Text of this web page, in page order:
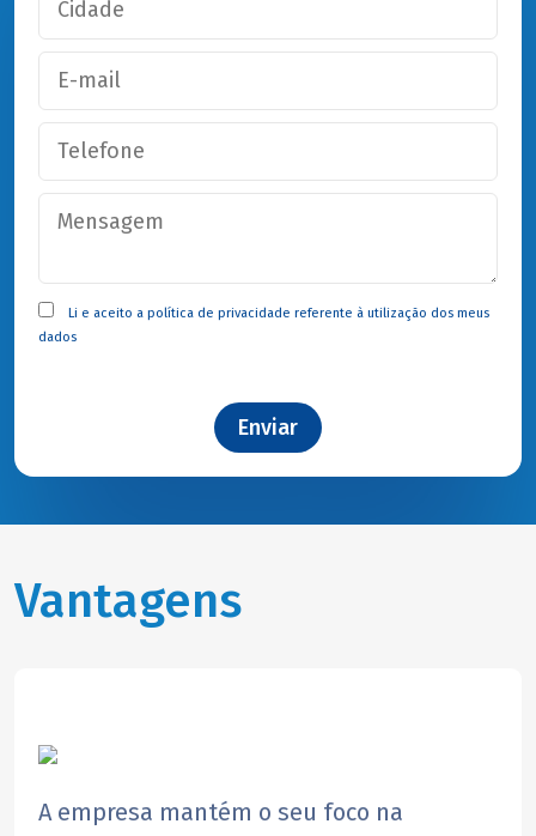
Li e aceito a política de privacidade referente à utilização dos meus
dados
Enviar
Vantagens
A empresa mantém o seu foco na